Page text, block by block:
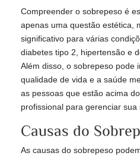
Compreender o sobrepeso é
apenas uma questão estética,
significativo para várias
diabetes tipo 2, hipertensão e
Além disso, o sobrepeso pode
qualidade de vida e a saúde
as pessoas que estão acima
profissional para gerenciar
Causas do
As causas do sobrepeso